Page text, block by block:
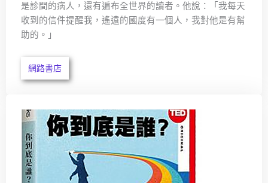
是診間的病人，還有遍布全世界的讀者。他說：「我每天
收到的信件提醒我，遙遠的國度有一個人，我對他是有幫
助的。」
網路書店